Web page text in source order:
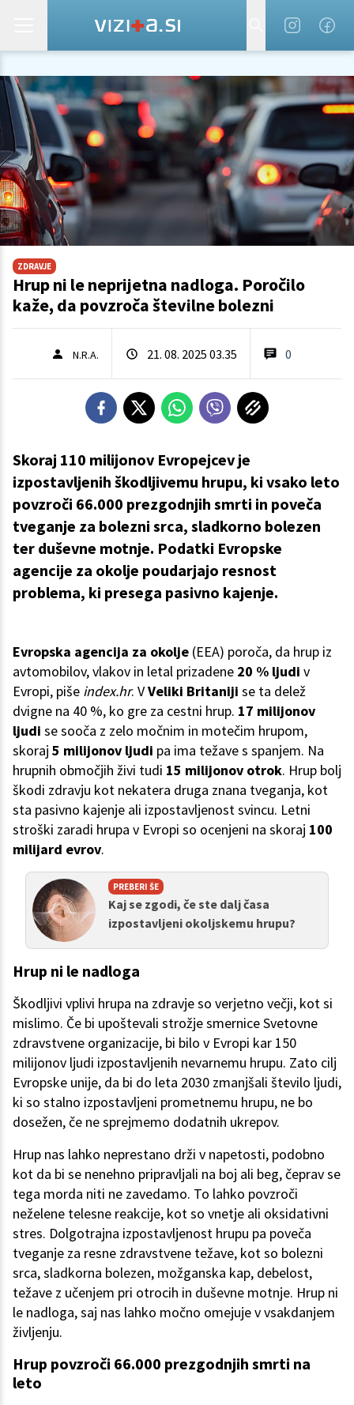
ZDRAVJE
Hrup ni le neprijetna nadloga. Poročilo
kaže, da povzroča številne bolezni
N.R.A. 21. 08. 2025 03.35 0
Skoraj 110 milijonov Evropejcev je
izpostavljenih škodljivemu hrupu, ki vsako leto
povzroči 66.000 prezgodnjih smrti in poveča
tveganje za bolezni srca, sladkorno bolezen
ter duševne motnje. Podatki Evropske
agencije za okolje poudarjajo resnost
problema, ki presega pasivno kajenje.
Evropska agencija za okolje (EEA) poroča, da hrup iz
avtomobilov, vlakov in letal prizadene 20 % ljudi v
Evropi, piše index.hr. VVeliki Britaniji se ta delež
dvigne na 40 %, ko gre za cestni hrup. 17 milijonov
ljudi se sooča z zelo močnim in motečim hrupom,
skoraj 5 milijonov ljudi pa ima težave s spanjem. Na
hrupnih območjih živi tudi 15 milijonov otrok. Hrup bolj
škodi zdravju kot nekatera druga znana tveganja, kot
sta pasivno kajenje ali izpostavljenost svincu. Letni
stroški zaradi hrupa v Evropi so ocenjeni na skoraj 100
milijard evrov.
PREBERI ŠE
Kaj se zgodi, če ste dalj časa
izpostavljeni okoljskemu hrupu?
Hrup ni le nadloga
Škodljivi vplivi hrupa na zdravje so verjetno večji, kot si
mislimo. Če bi upoštevali strožje smernice Svetovne
zdravstvene organizacije, bi bilo v Evropi kar 150
milijonov ljudi izpostavljenih nevarnemu hrupu. Zato cilj
Evropske unije, da bi do leta 2030 zmanjšali število ljudi,
ki so stalno izpostavljeni prometnemu hrupu, ne bo
dosežen, če ne sprejmemo dodatnih ukrepov.
Hrup nas lahko neprestano drži v napetosti, podobno
kot da bi se nenehno pripravljali na boj ali beg, čeprav se
tega morda niti ne zavedamo. To lahko povzroči
neželene telesne reakcije, kot so vnetje ali oksidativni
stres. Dolgotrajna izpostavljenost hrupu pa poveča
tveganje za resne zdravstvene težave, kot so bolezni
srca, sladkorna bolezen, možganska kap, debelost,
težave z učenjem pri otrocih in duševne motnje. Hrup ni
le nadloga, saj nas lahko močno omejuje v vsakdanjem
življenju.
Hrup povzroči 66.000 prezgodnjih smrti na
leto